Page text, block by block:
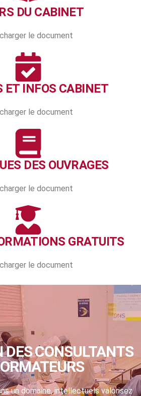
DU CABINET
le document
ET INFOS CABINET
le document
DES OUVRAGES
le document
GRATUITS
le document
DES CONSULTANTS
un domaine, intellectuels valorisez